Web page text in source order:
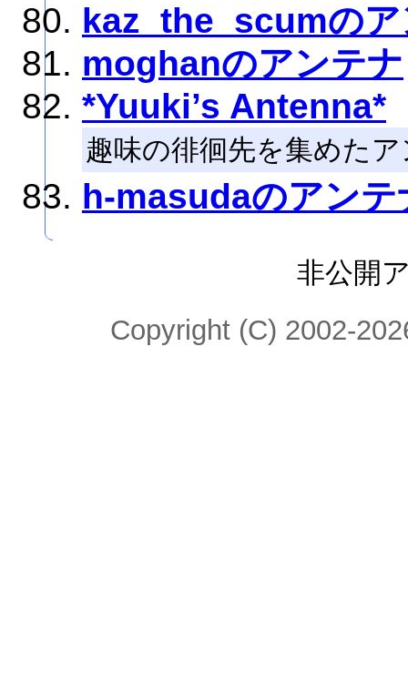
kaz_the_scumの
moghanのアンテナ
*Yuuki’s Antenna*
趣味の徘徊先を集めた
h-masudaのアンテ
非公開
Copyright (C) 2002-